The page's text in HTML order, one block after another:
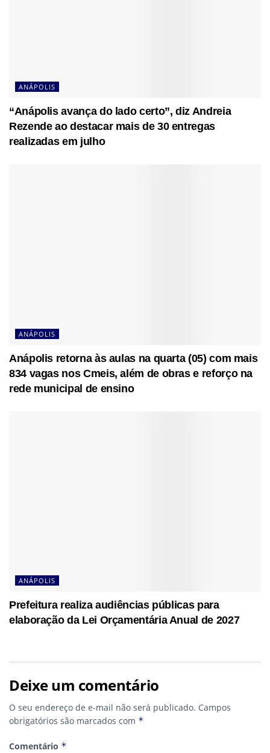
ANÁPOLIS
“Anápolis avança do lado certo”, diz Andreia
Rezende ao destacar mais de 30 entregas
realizadas em julho
ANÁPOLIS
Anápolis retorna às aulas na quarta (05) com mais
834 vagas nos Cmeis, além de obras e reforço na
rede municipal de ensino
ANÁPOLIS
Prefeitura realiza audiências públicas para
elaboração da Lei Orçamentária Anual de 2027
Deixe um comentário
O seu endereço de e-mail não será publicado. Campos
obrigatórios são marcados com *
Comentário *